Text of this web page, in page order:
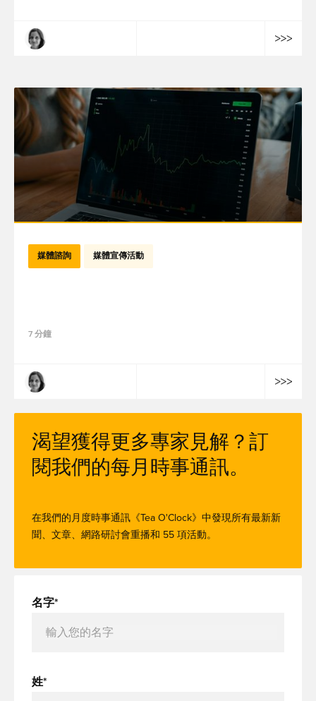
媒體諮詢 媒體宣傳活動
7 分鐘
渴望獲得更多專家見解？訂
閱我們的每月時事通訊。
在我們的月度時事通訊《Tea O'Clock》中發現所有最新新
聞、文章、網路研討會重播和 55 項活動。
名字*
姓*